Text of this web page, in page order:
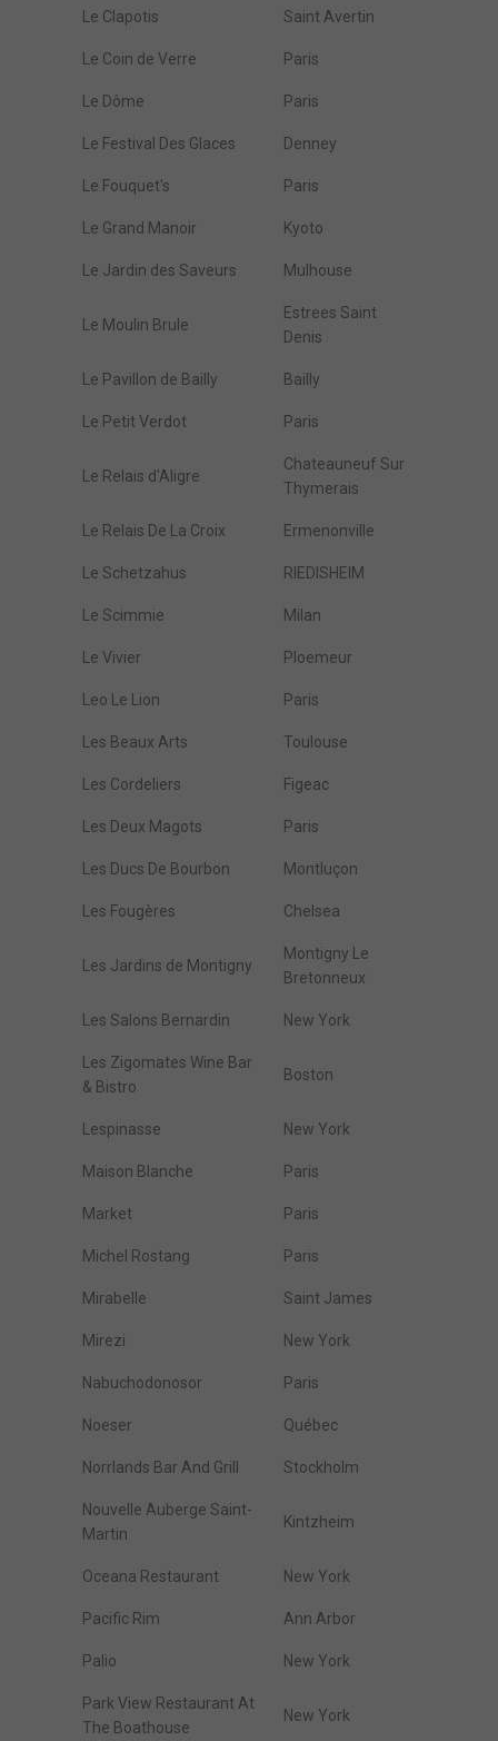
Le Clapotis Saint Avertin
Le Coin de Verre Paris
Le Dôme Paris
Le Festival Des Glaces Denney
Le Fouquet's Paris
Le Grand Manoir Kyoto
Le Jardin des Saveurs Mulhouse
Le Moulin Brule
Estrees Saint
Denis
Le Pavillon de Bailly Bailly
Le Petit Verdot Paris
Le Relais d'Aligre
Chateauneuf Sur
Thymerais
Le Relais De La Croix Ermenonville
Le Schetzahus RIEDISHEIM
Le Scimmie Milan
Le Vivier Ploemeur
Leo Le Lion Paris
Les Beaux Arts Toulouse
Les Cordeliers Figeac
Les Deux Magots Paris
Les Ducs De Bourbon Montluçon
Les Fougères Chelsea
Les Jardins de Montigny
Montigny Le
Bretonneux
Les Salons Bernardin New York
Les Zigomates Wine Bar
& Bistro
Boston
Lespinasse New York
Maison Blanche Paris
Market Paris
Michel Rostang Paris
Mirabelle Saint James
Mirezi New York
Nabuchodonosor Paris
Noeser Québec
Norrlands Bar And Grill Stockholm
Nouvelle Auberge Saint-
Martin
Kintzheim
Oceana Restaurant New York
Pacific Rim Ann Arbor
Palio New York
Park View Restaurant At
The Boathouse
New York